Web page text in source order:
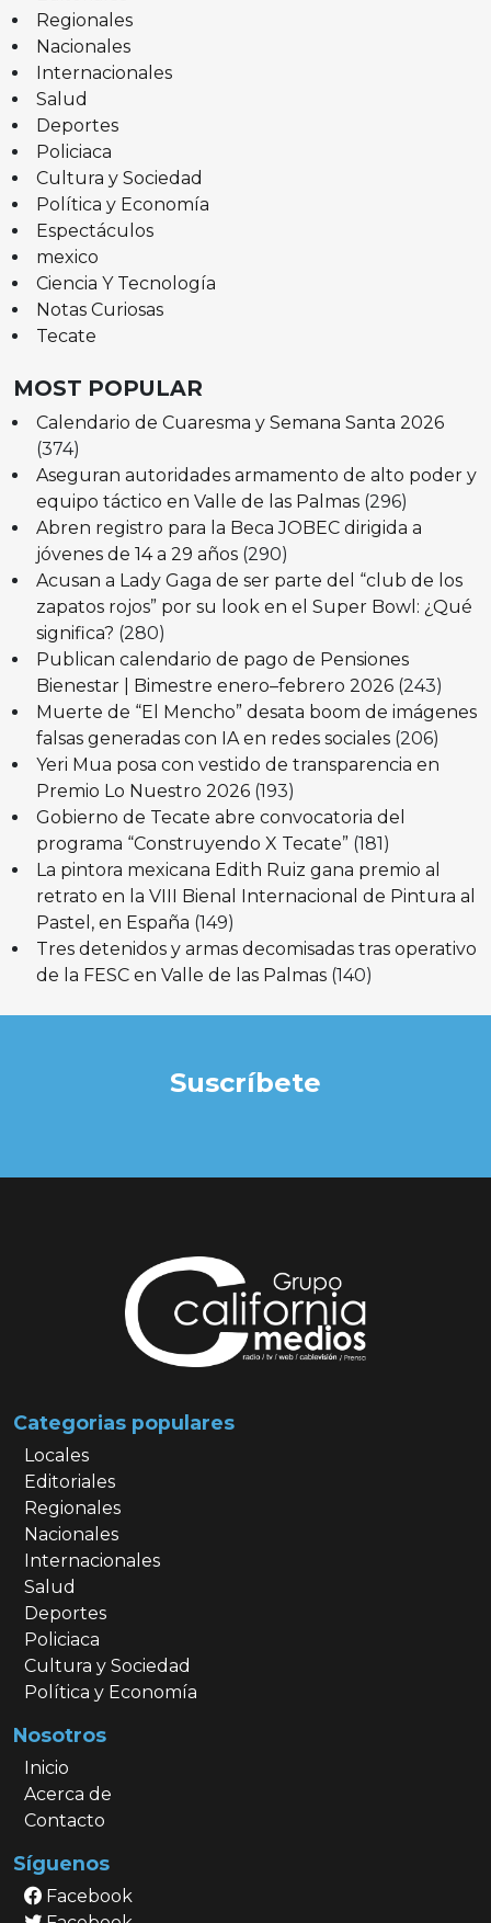
Regionales
Nacionales
Internacionales
Salud
Deportes
Policiaca
Cultura y Sociedad
Política y Economía
Espectáculos
mexico
Ciencia Y Tecnología
Notas Curiosas
Tecate
MOST POPULAR
Calendario de Cuaresma y Semana Santa 2026
(374)
Aseguran autoridades armamento de alto poder y
equipo táctico en Valle de las Palmas (296)
Abren registro para la Beca JOBEC dirigida a
jóvenes de 14 a 29 años (290)
Acusan a Lady Gaga de ser parte del “club de los
zapatos rojos” por su look en el Super Bowl: ¿Qué
significa? (280)
Publican calendario de pago de Pensiones
Bienestar | Bimestre enero–febrero 2026 (243)
Muerte de “El Mencho” desata boom de imágenes
falsas generadas con IA en redes sociales (206)
Yeri Mua posa con vestido de transparencia en
Premio Lo Nuestro 2026 (193)
Gobierno de Tecate abre convocatoria del
programa “Construyendo X Tecate” (181)
La pintora mexicana Edith Ruiz gana premio al
retrato en la VIII Bienal Internacional de Pintura al
Pastel, en España (149)
Tres detenidos y armas decomisadas tras operativo
de la FESC en Valle de las Palmas (140)
Suscríbete
Categorias populares
Locales
Editoriales
Regionales
Nacionales
Internacionales
Salud
Deportes
Policiaca
Cultura y Sociedad
Política y Economía
Nosotros
Inicio
Acerca de
Contacto
Síguenos
Facebook